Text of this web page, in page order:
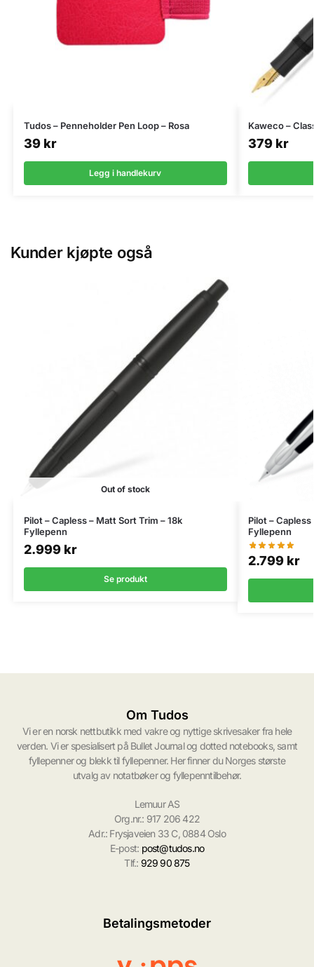
Tudos – Penneholder Pen Loop – Rosa
39 kr
Legg i handlekurv
Kaweco –
379 kr
Kunder kjøpte også
Out of stock
Pilot – Capless – Matt Sort Trim – 18k
Fyllepenn
2.999 kr
Se produkt
Pilot – Capless
Fyllepenn
2.799 kr
Om Tudos
Vi er en norsk nettbutikk med vakre og nyttige skrivesaker fra hele
verden. Vi er spesialisert på Bullet Journal og dotted notebooks, samt
fyllepenner og blekk til fyllepenner. Her finner du Norges største
utvalg av notatbøker og fyllepenntilbehør.
Lemuur AS
Org.nr.: 917 206 422
Adr.: Frysjaveien 33 C, 0884 Oslo
E-post: post@tudos.no
Tlf.: 929 90 875
Betalingsmetoder